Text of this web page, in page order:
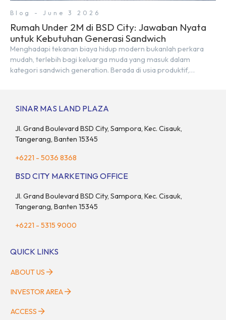
Blog - June 3 2026
Rumah Under 2M di BSD City: Jawaban Nyata
untuk Kebutuhan Generasi Sandwich
Menghadapi tekanan biaya hidup modern bukanlah perkara
mudah, terlebih bagi keluarga muda yang masuk dalam
kategori sandwich generation. Berada di usia produktif,
Fenomena urban ini kian marak di kota-kota besar, termasuk di
SINAR MAS LAND PLAZA
Jl. Grand Boulevard BSD City, Sampora, Kec. Cisauk,
Tangerang, Banten 15345
+6221 - 5036 8368
BSD CITY MARKETING OFFICE
Jl. Grand Boulevard BSD City, Sampora, Kec. Cisauk,
Tangerang, Banten 15345
+6221 - 5315 9000
QUICK LINKS
ABOUT US
INVESTOR AREA
ACCESS